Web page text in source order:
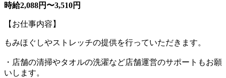
時給2,088円〜3,510円
【お仕事内容】
もみほぐしやストレッチの提供を行っていただきます。
・店舗の清掃やタオルの洗濯など店舗運営のサポートもお願
いします。